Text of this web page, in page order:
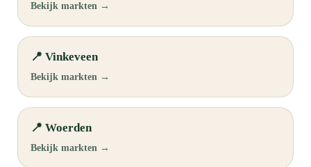
Bekijk markten →
📍 Vinkeveen
Bekijk markten →
📍 Woerden
Bekijk markten →